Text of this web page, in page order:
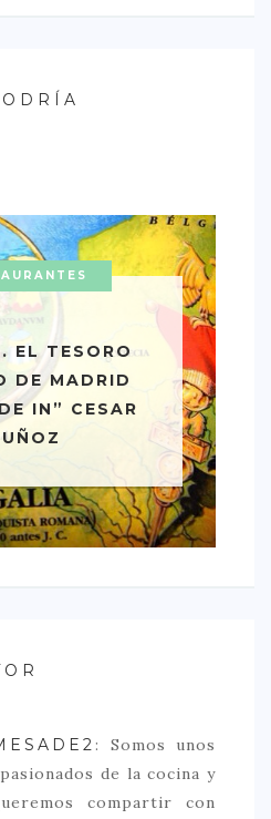
EL TESORO
DE MADRID
IN” CESAR
: Somos unos
de la cocina y
compartir con